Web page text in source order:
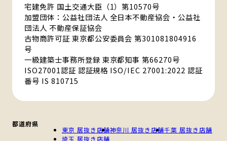
宅建免許 国土交通大臣（1）第10570号
加盟団体：公益社団法人 全日本不動産協会・公益社
団法人 不動産保証協会
古物商許可証 東京都公安委員会 第301081804916
号
一級建築士事務所登録 東京都知事 第66270号
ISO27001認証 認証規格 ISO/IEC 27001:2022 認証
番号 IS 810715
都道府県
東京 居抜き店舗神奈川 居抜き店舗千葉 居抜き店舗
埼玉 居抜き店舗